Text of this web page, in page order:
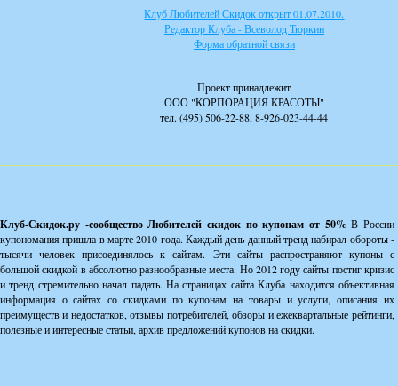
Клуб Любителей Скидок открыт 01.07.2010.
Редактор Клуба - Всеволод Тюркин
Форма обратной связи
Проект принадлежит
ООО "КОРПОРАЦИЯ КРАСОТЫ"
тел. (495) 506-22-88, 8-926-023-44-44
Клуб-Скидок.ру -сообщество Любителей скидок по купонам от 50%В России
купономания пришла в марте 2010 года. Каждый день данный тренд набирал обороты -
тысячи человек присоединялось к сайтам. Эти сайты распространяют купоны с
большой скидкой в абсолютно разнообразные места. Но 2012 году сайты постиг кризис
и тренд стремительно начал падать. На страницах сайта Клуба находится объективная
информация о сайтах со скидками по купонам на товары и услуги, описания их
преимуществ и недостатков, отзывы потребителей, обзоры и ежеквартальные рейтинги,
полезные и интересные статьи, архив предложений купонов на скидки.